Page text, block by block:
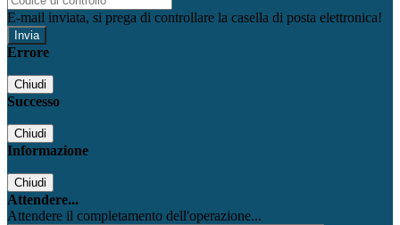
E-mail inviata, si prega di controllare la casella di posta elettronica!
Errore
Chiudi
Successo
Chiudi
Informazione
Chiudi
Attendere...
Attendere il completamento dell'operazione...